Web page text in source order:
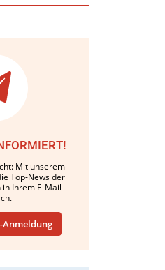
Mit unserem
Top-News der
Ihrem E-Mail-